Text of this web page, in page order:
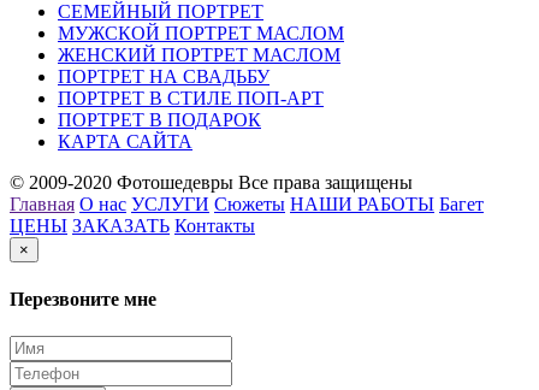
СЕМЕЙНЫЙ ПОРТРЕТ
МУЖСКОЙ ПОРТРЕТ МАСЛОМ
ЖЕНСКИЙ ПОРТРЕТ МАСЛОМ
ПОРТРЕТ НА СВАДЬБУ
ПОРТРЕТ В СТИЛЕ ПОП-АРТ
ПОРТРЕТ В ПОДАРОК
КАРТА САЙТА
© 2009-2020 Фотошедевры Все права защищены
Главная О нас УСЛУГИ Сюжеты НАШИ РАБОТЫ Багет
ЦЕНЫ ЗАКАЗАТЬ Контакты
×
Перезвоните мне